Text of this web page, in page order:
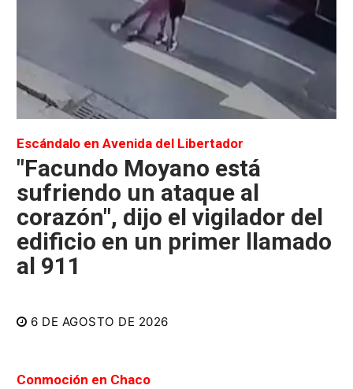
Escándalo en Avenida del Libertador
"Facundo Moyano está
sufriendo un ataque al
corazón", dijo el vigilador del
edificio en un primer llamado
al 911
6 DE AGOSTO DE 2026
Conmoción en Chaco